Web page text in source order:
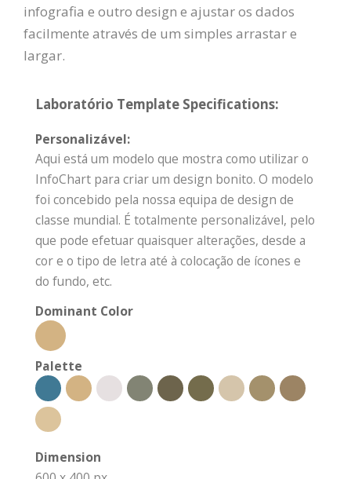
infografia e outro design e ajustar os dados
facilmente através de um simples arrastar e
largar.
Laboratório Template Specifications:
Personalizável:
Aqui está um modelo que mostra como utilizar o
InfoChart para criar um design bonito. O modelo
foi concebido pela nossa equipa de design de
classe mundial. É totalmente personalizável, pelo
que pode efetuar quaisquer alterações, desde a
cor e o tipo de letra até à colocação de ícones e
do fundo, etc.
Dominant Color
Palette
Dimension